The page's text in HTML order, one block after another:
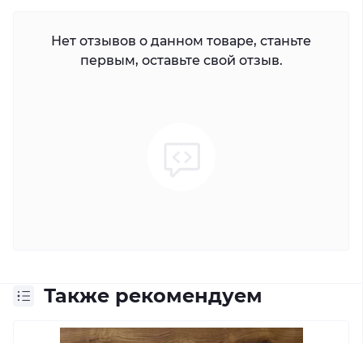
Нет отзывов о данном товаре, станьте
первым, оставьте свой отзыв.
Также рекомендуем